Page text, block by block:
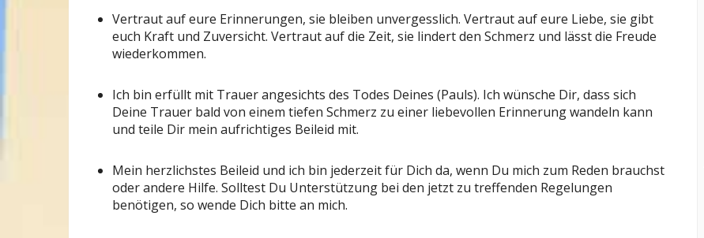
Vertraut auf eure Erinnerungen, sie bleiben unvergesslich. Vertraut auf eure Liebe, sie gibt
euch Kraft und Zuversicht. Vertraut auf die Zeit, sie lindert den Schmerz und lässt die Freude
wiederkommen.
Ich bin erfüllt mit Trauer angesichts des Todes Deines (Pauls). Ich wünsche Dir, dass sich
Deine Trauer bald von einem tiefen Schmerz zu einer liebevollen Erinnerung wandeln kann
und teile Dir mein aufrichtiges Beileid mit.
Mein herzlichstes Beileid und ich bin jederzeit für Dich da, wenn Du mich zum Reden brauchst
oder andere Hilfe. Solltest Du Unterstützung bei den jetzt zu treffenden Regelungen
benötigen, so wende Dich bitte an mich.